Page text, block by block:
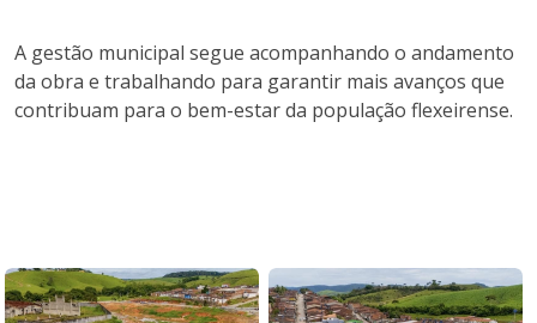
A gestão municipal segue acompanhando o andamento
da obra e trabalhando para garantir mais avanços que
contribuam para o bem-estar da população flexeirense.